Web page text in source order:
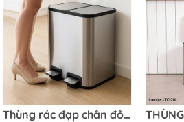
Thùng rác đạp chân đôi Elpheco